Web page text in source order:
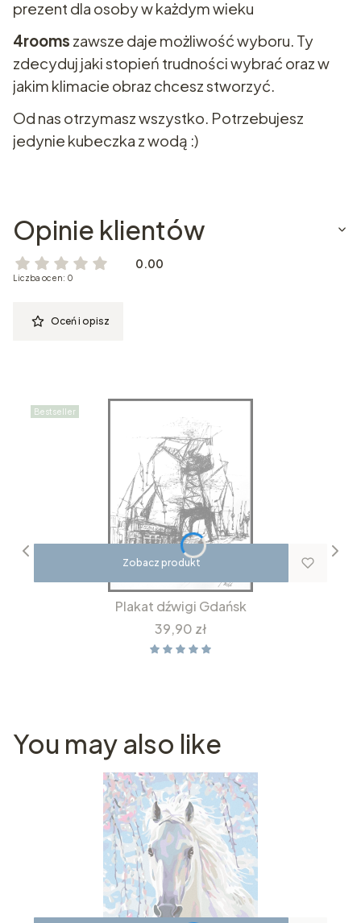
prezent dla osoby w każdym wieku
4rooms zawsze daje możliwość wyboru. Ty
zdecyduj jaki stopień trudności wybrać oraz w
jakim klimacie obraz chcesz stworzyć.
Od nas otrzymasz wszystko. Potrzebujesz
jedynie kubeczka z wodą :)
Opinie klientów
0.00
Liczba ocen: 0
Oceń i opisz
Bestseller
Zobacz produkt
Plakat dźwigi Gdańsk
Cena
39,90 zł
You may also like